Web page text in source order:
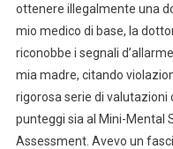
ottenere illegalmente una
mio medico di base, la
riconobbe i segnali
mia madre, citando
rigorosa serie di valutazioni
punteggi sia al Mini-Mental
Assessment. Avevo un